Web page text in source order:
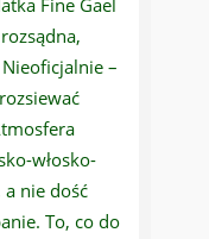
Fine Gael
Nieoficjalnie –
włosko-
nie dość
To, co do